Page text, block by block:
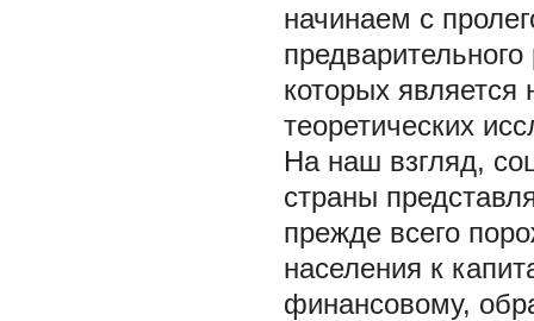
начинаем с
которых
теоретических
На наш взгляд,
страны
прежде всего
населения к
финансовому,